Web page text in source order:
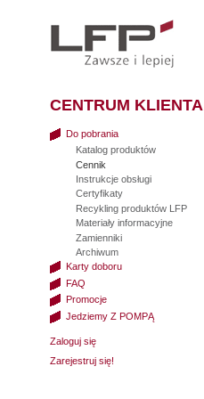
CENTRUM KLIENTA
Do pobrania
Katalog produktów
Cennik
Instrukcje obsługi
Certyfikaty
Recykling produktów LFP
Materiały informacyjne
Zamienniki
Archiwum
Karty doboru
FAQ
Promocje
Jedziemy Z POMPĄ
Zaloguj się
Zarejestruj się!